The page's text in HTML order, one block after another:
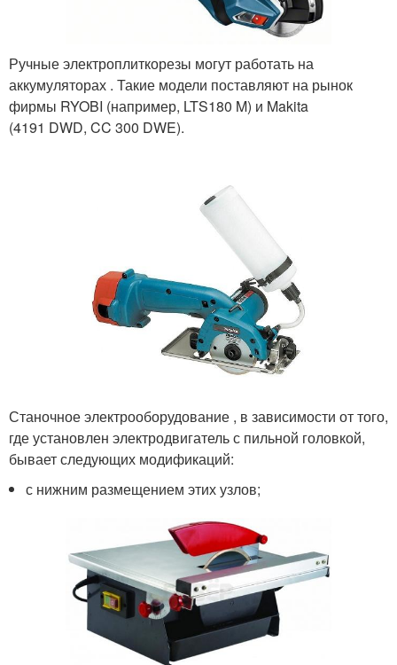
Ручные электроплиткорезы могут работать на
аккумуляторах . Такие модели поставляют на рынок
фирмы RYOBI (например, LTS180 M) и Makita
(4191 DWD, CC 300 DWE).
Станочное электрооборудование , в зависимости от того,
где установлен электродвигатель с пильной головкой,
бывает следующих модификаций:
с нижним размещением этих узлов;